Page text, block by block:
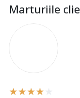
Marturiile